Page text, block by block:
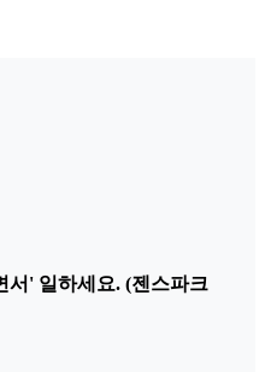
서' 일하세요. (젠스파크